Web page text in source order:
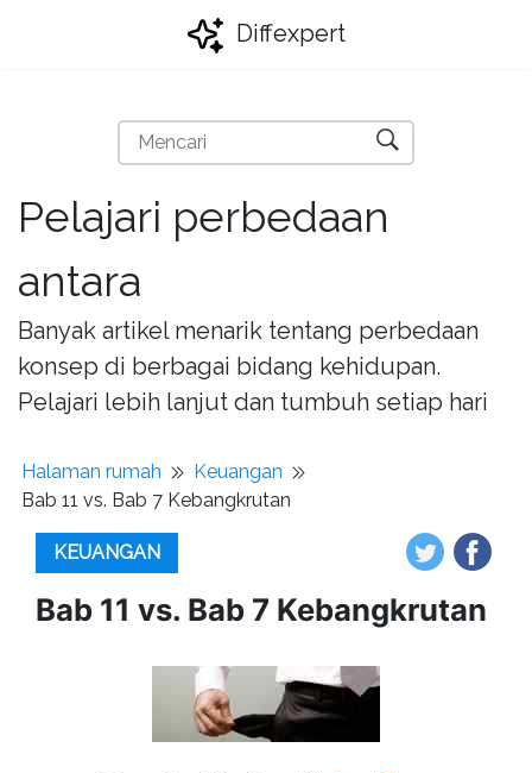
Diffexpert
Pelajari perbedaan
antara
Banyak artikel menarik tentang perbedaan
konsep di berbagai bidang kehidupan.
Pelajari lebih lanjut dan tumbuh setiap hari
Halaman rumah
Keuangan
Bab 11 vs. Bab 7 Kebangkrutan
KEUANGAN
Bab 11 vs. Bab 7 Kebangkrutan